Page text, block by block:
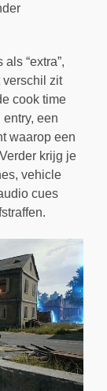
“extra”,
verschil zit
cook time
een
waarop een
krijg je
vehicle
cues